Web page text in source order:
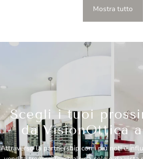
Mostra tutto
Scegli i tuoi
da VisionOttica
Attraverso la partnership con i più noti e